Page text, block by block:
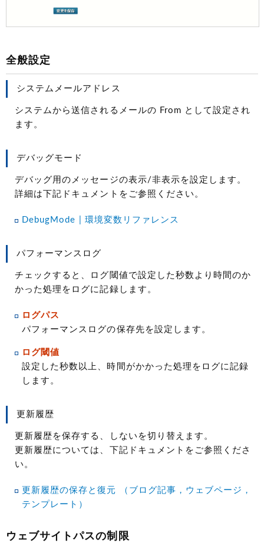
全般設定
システムメールアドレス
システムから送信されるメールの From として設定され
ます。
デバッグモード
デバッグ用のメッセージの表示/非表示を設定します。
詳細は下記ドキュメントをご参照ください。
DebugMode | 環境変数リファレンス
パフォーマンスログ
チェックすると、ログ閾値で設定した秒数より時間のか
かった処理をログに記録します。
ログパス
パフォーマンスログの保存先を設定します。
ログ閾値
設定した秒数以上、時間がかかった処理をログに記録
します。
更新履歴
更新履歴を保存する、しないを切り替えます。
更新履歴については、下記ドキュメントをご参照くださ
い。
更新履歴の保存と復元 （ブログ記事，ウェブページ，
テンプレート）
ウェブサイトパスの制限